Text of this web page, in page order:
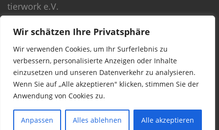
Wir schätzen Ihre Privatsphäre
Wir verwenden Cookies, um Ihr Surferlebnis zu
verbessern, personalisierte Anzeigen oder Inhalte
einzusetzen und unseren Datenverkehr zu analysieren.
Wenn Sie auf „Alle akzeptieren" klicken, stimmen Sie der
Anwendung von Cookies zu.
Anpassen Alles ablehnen Alle akzeptieren
tierwork e.V.
Volksbank
BLZ: 24060300
Konto: 4902218000
IBAN: DE68240603004902218000
BIC: GENODEF1NBU
© 2016 Copyright by tierwork. All rights reserved.